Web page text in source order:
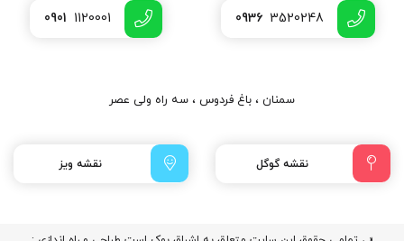
0936 3520248
0901 1120001
سمنان ، باغ فردوس ، سه راه ولی عصر
نقشه گوگل نقشه ویز